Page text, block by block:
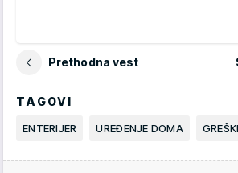
Prethodna vest
TAGOVI
ENTERIJER UREĐENJE DOMA